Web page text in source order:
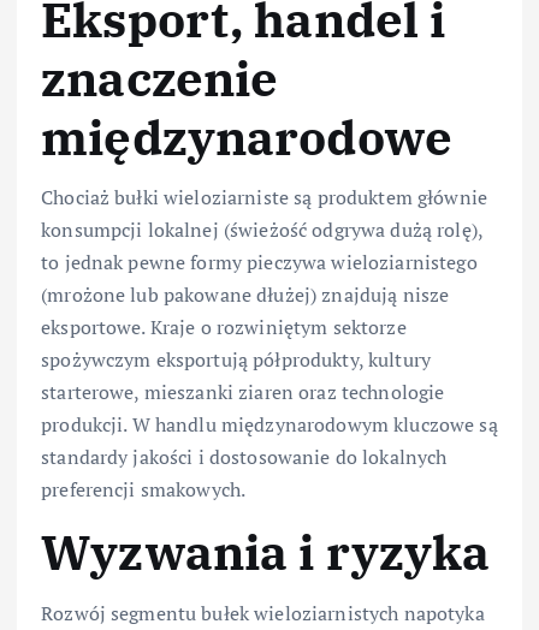
Eksport, handel i
znaczenie
międzynarodowe
Chociaż bułki wieloziarniste są produktem głównie
konsumpcji lokalnej (świeżość odgrywa dużą rolę),
to jednak pewne formy pieczywa wieloziarnistego
(mrożone lub pakowane dłużej) znajdują nisze
eksportowe. Kraje o rozwiniętym sektorze
spożywczym eksportują półprodukty, kultury
starterowe, mieszanki ziaren oraz technologie
produkcji. W handlu międzynarodowym kluczowe są
standardy jakości i dostosowanie do lokalnych
preferencji smakowych.
Wyzwania i ryzyka
Rozwój segmentu bułek wieloziarnistych napotyka